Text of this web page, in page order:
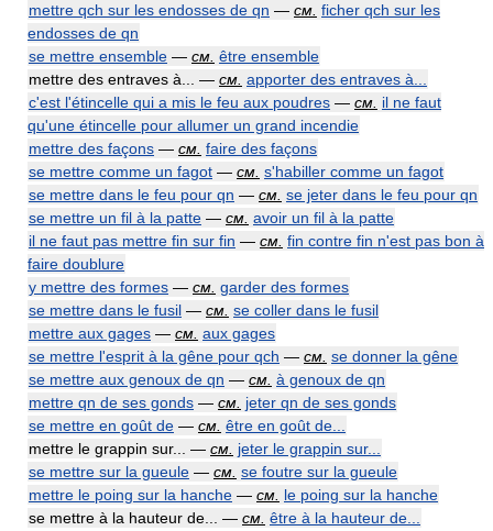
mettre qch sur les endosses de qn — см. ficher qch sur les
endosses de qn
se mettre ensemble — см. être ensemble
mettre des entraves à... — см. apporter des entraves à...
c'est l'étincelle qui a mis le feu aux poudres — см. il ne faut
qu'une étincelle pour allumer un grand incendie
mettre des façons — см. faire des façons
se mettre comme un fagot — см. s'habiller comme un fagot
se mettre dans le feu pour qn — см. se jeter dans le feu pour qn
se mettre un fil à la patte — см. avoir un fil à la patte
il ne faut pas mettre fin sur fin — см. fin contre fin n'est pas bon à
faire doublure
y mettre des formes — см. garder des formes
se mettre dans le fusil — см. se coller dans le fusil
mettre aux gages — см. aux gages
se mettre l'esprit à la gêne pour qch — см. se donner la gêne
se mettre aux genoux de qn — см. à genoux de qn
mettre qn de ses gonds — см. jeter qn de ses gonds
se mettre en goût de — см. être en goût de...
mettre le grappin sur... — см. jeter le grappin sur...
se mettre sur la gueule — см. se foutre sur la gueule
mettre le poing sur la hanche — см. le poing sur la hanche
se mettre à la hauteur de... — см. être à la hauteur de...